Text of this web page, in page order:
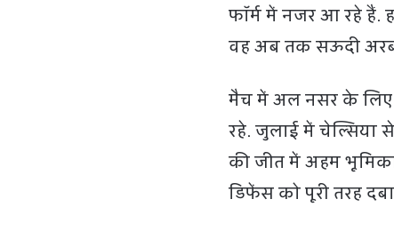
फॉर्म में नजर आ रहे हैं.
वह अब तक सऊदी अरब
मैच में अल नसर के
रहे. जुलाई में चेल्स‍िया
की जीत में अहम
डिफेंस को पूरी तरह